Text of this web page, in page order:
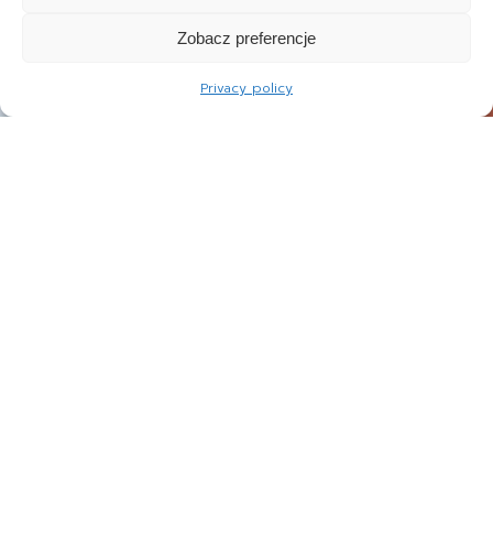
Zobacz preferencje
Privacy policy